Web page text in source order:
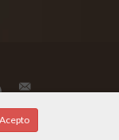
Acepto